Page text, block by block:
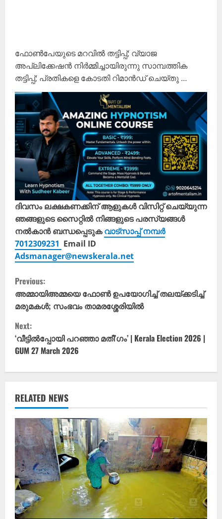
ഫോൺപേയുടെ മറവിൽ തട്ടിപ്പ്; വ്യാജ
അപ്ലിക്കേഷൻ നിർമ്മിച്ചായിരുന്നു സാമ്പത്തിക
തട്ടിപ്പ്; പ്രതികളെ കോടതി റിമാൻഡ് ചെയ്‌തു …
ദിവസം ലക്ഷകണക്കിന് ആളുകൾ വിസിറ്റ് ചെയ്യുന്ന
ഞങ്ങളുടെ സൈറ്റിൽ നിങ്ങളുടെ പരസ്യങ്ങൾ
നൽകാൻ ബന്ധപ്പെടുകവാട്സാപ്പ് നമ്പർ
7012309231 Email ID
Adsmanager@newskerala.net
C
o
n
t
i
u
e
R
e
a
d
Previous:
അമ്മായിഅമ്മയെ ഫോണ്‍ ഉപയോഗിച്ച് തലയ്ക്കടിച്ച്
മരുമകൾ; സംഭവം താമരശ്ശേരിയിൽ
Next:
‘വീട്ടിൽപ്പോയി പറഞ്ഞാ മതീ’ഗം’ | Kerala Election 2026 |
GUM 27 March 2026
RELATED NEWS